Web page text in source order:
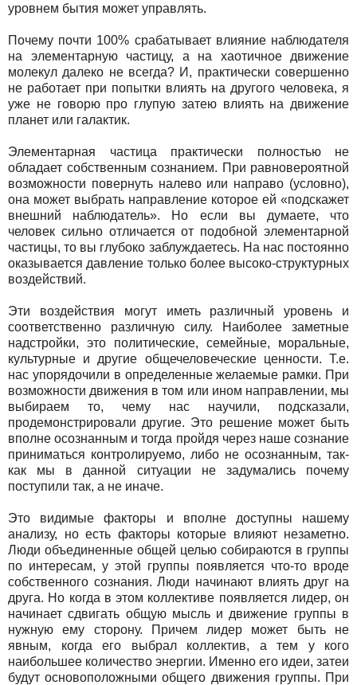
уровнем бытия может управлять.
Почему почти 100% срабатывает влияние наблюдателя
на элементарную частицу, а на хаотичное движение
молекул далеко не всегда? И, практически совершенно
не работает при попытки влиять на другого человека, я
уже не говорю про глупую затею влиять на движение
планет или галактик.
Элементарная частица практически полностью не
обладает собственным сознанием. При равновероятной
возможности повернуть налево или направо (условно),
она может выбрать направление которое ей «подскажет
внешний наблюдатель». Но если вы думаете, что
человек сильно отличается от подобной элементарной
частицы, то вы глубоко заблуждаетесь. На нас постоянно
оказывается давление только более высоко-структурных
воздействий.
Эти воздействия могут иметь различный уровень и
соответственно различную силу. Наиболее заметные
надстройки, это политические, семейные, моральные,
культурные и другие общечеловеческие ценности. Т.е.
нас упорядочили в определенные желаемые рамки. При
возможности движения в том или ином направлении, мы
выбираем то, чему нас научили, подсказали,
продемонстрировали другие. Это решение может быть
вполне осознанным и тогда пройдя через наше сознание
приниматься контролируемо, либо не осознанным, так-
как мы в данной ситуации не задумались почему
поступили так, а не иначе.
Это видимые факторы и вполне доступны нашему
анализу, но есть факторы которые влияют незаметно.
Люди объединенные общей целью собираются в группы
по интересам, у этой группы появляется что-то вроде
собственного сознания. Люди начинают влиять друг на
друга. Но когда в этом коллективе появляется лидер, он
начинает сдвигать общую мысль и движение группы в
нужную ему сторону. Причем лидер может быть не
явным, когда его выбрал коллектив, а тем у кого
наибольшее количество энергии. Именно его идеи, затеи
будут основоположными общего движения группы. При